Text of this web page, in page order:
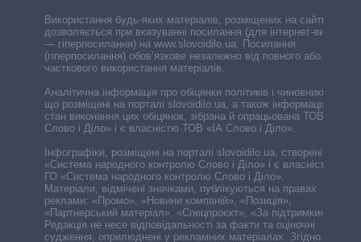
Використання будь-яких матеріалів, розміщених на сайті,
дозволяється при вказуванні посилання (для інтернет-видань
— гіперпосилання) на www.slovoidilo.ua. Посилання
(гіперпосилання) обов’язкове незалежно від повного або
часткового використання матеріалів.
Аналітична інформація про обіцянки політиків і чиновників,
що розміщені на порталі slovoidilo.ua, а також інформація про
стан виконання цих обіцянок, зібрана й опрацьована ТОВ «ІА
Слово і Діло» і є власністю ТОВ «ІА Слово і Діло».
Інфографіки, розміщені на порталі slovoidilo.ua, створені ГО
«Система народного контролю Слово і Діло» і є власністю
ГО «Система народного контролю Слово і Діло».
Матеріали, відмічені значками, публікуються на правах
реклами: «Промо», «Новини компаній», «Позиція»,
«Партнерський матеріал», «Спецпроєкт», «За підтримки».
Редакція не несе відповідальності за факти та оціночні
судження, оприлюднені у рекламних матеріалах. Згідно з